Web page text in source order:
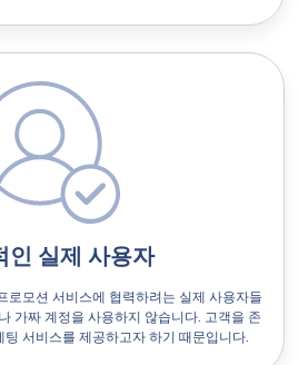
인 실제 사용자
로모션 서비스에 협력하려는 실제 사용자들
가짜 계정을 사용하지 않습니다. 고객을 존
서비스를 제공하고자 하기 때문입니다.